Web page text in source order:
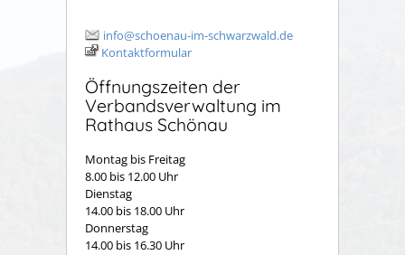
info@schoenau-im-schwarzwald.de
Kontaktformular
Öffnungszeiten der
Verbandsverwaltung im
Rathaus Schönau
Montag bis Freitag
8.00 bis 12.00 Uhr
Dienstag
14.00 bis 18.00 Uhr
Donnerstag
14.00 bis 16.30 Uhr